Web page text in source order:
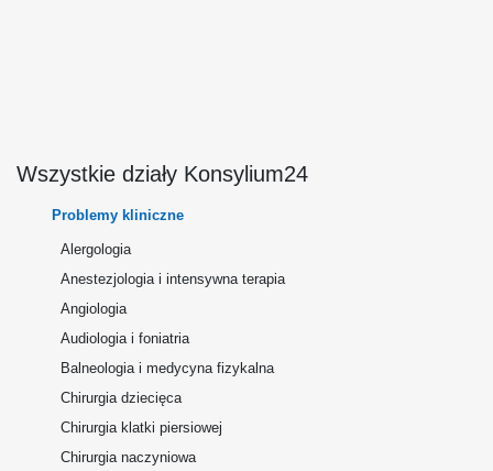
Wszystkie działy Konsylium24
Problemy kliniczne
Alergologia
Anestezjologia i intensywna terapia
Angiologia
Audiologia i foniatria
Balneologia i medycyna fizykalna
Chirurgia dziecięca
Chirurgia klatki piersiowej
Chirurgia naczyniowa